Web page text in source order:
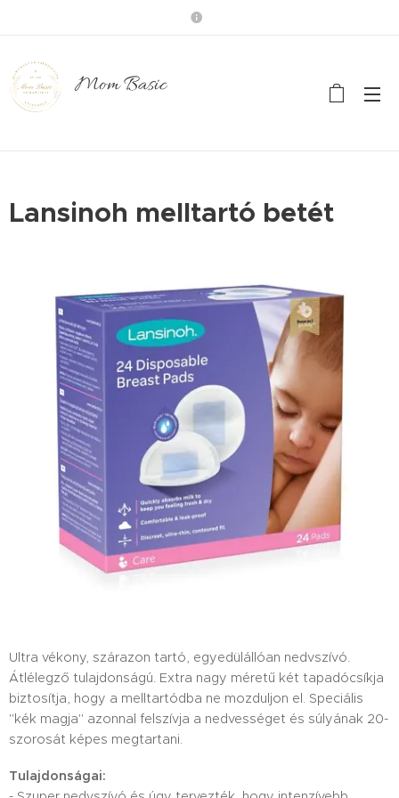
Mom Basic
Lansinoh melltartó betét
Ultra vékony, szárazon tartó, egyedülállóan nedvszívó.
Átlélegző tulajdonságú. Extra nagy méretű két tapadócsíkja
biztosítja, hogy a melltartódba ne mozduljon el. Speciális
"kék magja" azonnal felszívja a nedvességet és súlyának 20-
szorosát képes megtartani.
Tulajdonságai: